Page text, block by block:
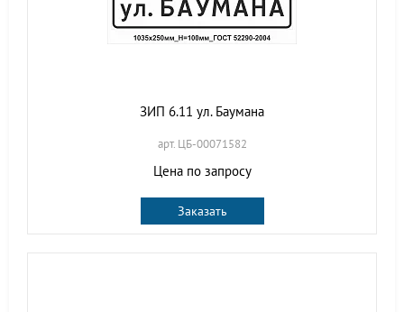
ЗИП 6.11 ул. Баумана
арт. ЦБ-00071582
Цена по запросу
Заказать